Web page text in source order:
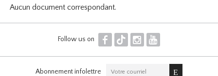
Aucun document correspondant.
Follow us on F T I Y
Abonnement infolettre